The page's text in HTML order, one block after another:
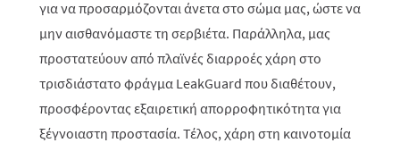
για να προσαρμόζονται άνετα στο σώμα μας, ώστε να
μην αισθανόμαστε τη σερβιέτα. Παράλληλα, μας
προστατεύουν από πλαϊνές διαρροές χάρη στο
τρισδιάστατο φράγμα LeakGuard που διαθέτουν,
προσφέροντας εξαιρετική απορροφητικότητα για
ξέγνοιαστη προστασία. Τέλος, χάρη στη καινοτομία